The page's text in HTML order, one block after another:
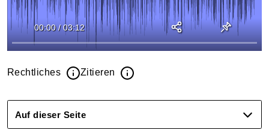
00:00 / 03:12
Rechtliches Zitieren
Auf dieser Seite